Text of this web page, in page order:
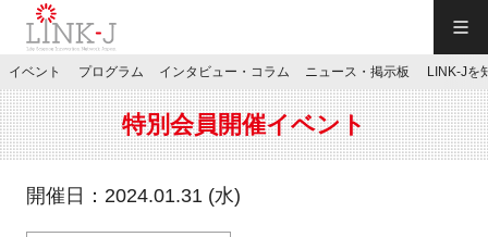
JP／EN
イベント プログラム インタビュー・コラム ニュース・掲示板 LINK-Jを
特別会員開催イベント
開催日：2024.01.31 (水)